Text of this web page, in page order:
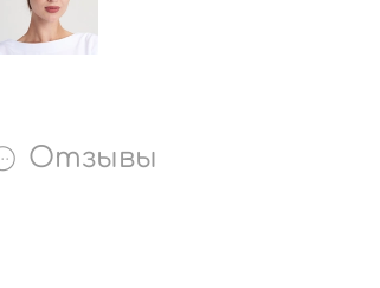
Отзывы